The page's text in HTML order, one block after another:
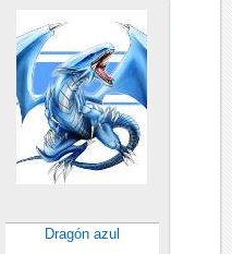
Dragón azul